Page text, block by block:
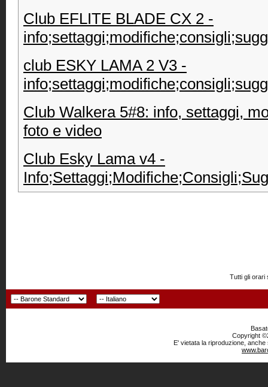
Club EFLITE BLADE CX 2 -
club ESKY LAMA 2 V3 -
Club Walkera 5#8: info, settaggi,
foto e video
Club Esky Lama v4 -
Tutti gli orari
Copyright
E' vietata la riproduzione,